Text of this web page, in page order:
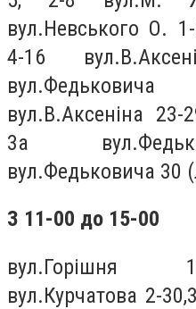
вул.Невського О.
4-16
вул.В.Аксеніна 23-
3а
вул.Федьковича 30
З 11-00 до 15-00
вул.Горішня
вул.Курчатова 2-